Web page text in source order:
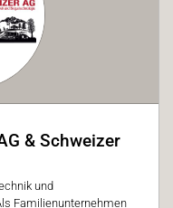
& Schweizer
und
Familienunternehmen